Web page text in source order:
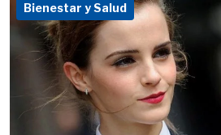
Bienestar y Salud